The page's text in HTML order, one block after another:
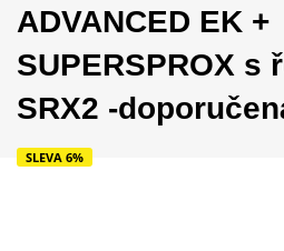
ADVANCED EK +
SUPERSPROX s
SRX2 -
SLEVA 6%